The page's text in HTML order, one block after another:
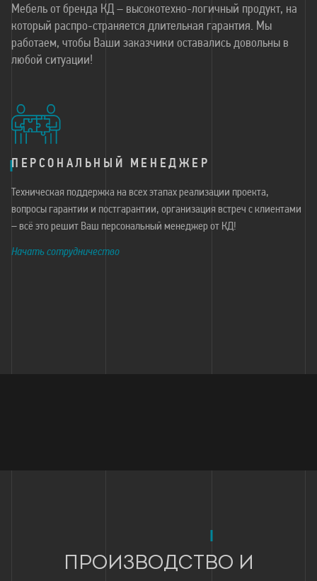
Мебель от бренда КД – высокотехно-логичный продукт, на
который распро-страняется длительная гарантия. Мы
работаем, чтобы Ваши заказчики оставались довольны в
любой ситуации!
ПЕРСОНАЛЬНЫЙ МЕНЕДЖЕР
Техническая поддержка на всех этапах реализации проекта,
вопросы гарантии и постгарантии, организация встреч с клиентами
– всё это решит Ваш персональный менеджер от КД!
Начать сотрудничество
ПРОИЗВОДСТВО И